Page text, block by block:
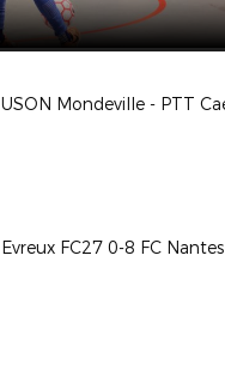
Evreux FC27 0-8 FC Nantes